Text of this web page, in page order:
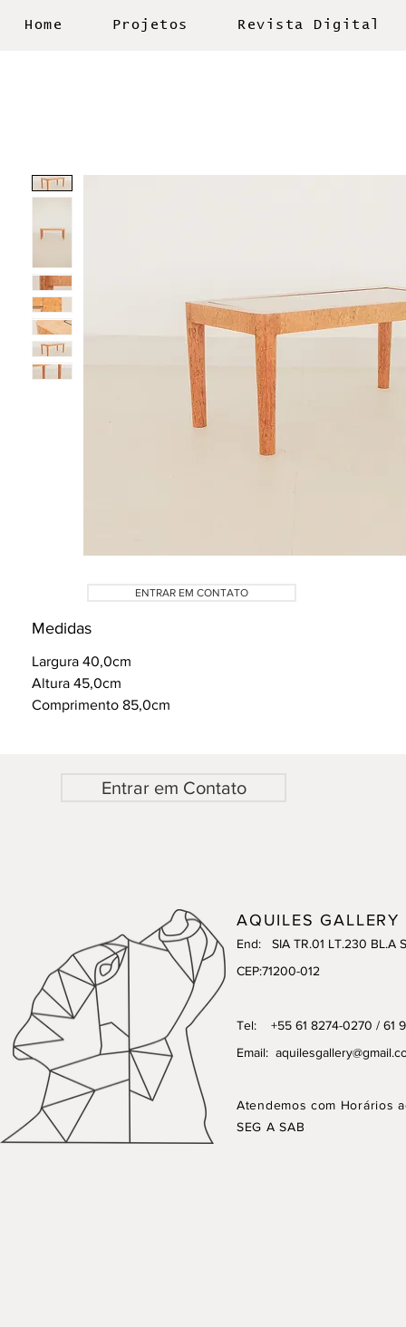
Home Projetos Revista Digital
Medidas
Largura 40,0cm
Altura 45,0cm
Comprimento 85,0cm
ENTRAR EM CONTATO
Entrar em Contato
AQUILES GALLERY
End: SIA TR.01 LT.230 BL.A
CEP:71200-012
Tel: +55 61 8274-0270 / 61
Email:
Atendemos com Horários
SEG A SAB